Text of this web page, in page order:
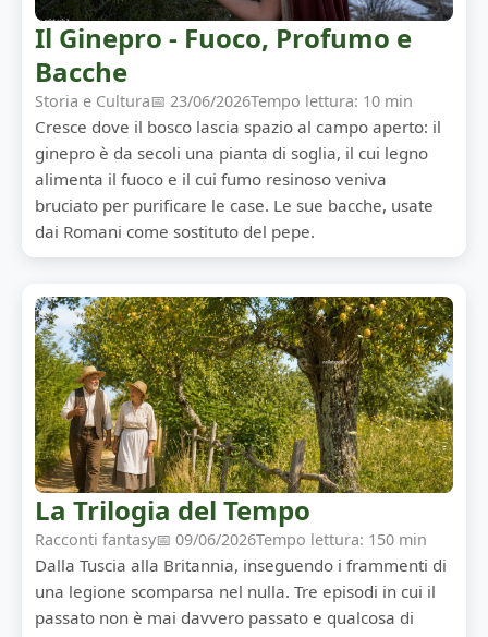
Il Ginepro - Fuoco, Profumo e
Bacche
Storia e Cultura📅 23/06/2026Tempo lettura: 10 min
Cresce dove il bosco lascia spazio al campo aperto: il
ginepro è da secoli una pianta di soglia, il cui legno
alimenta il fuoco e il cui fumo resinoso veniva
bruciato per purificare le case. Le sue bacche, usate
dai Romani come sostituto del pepe.
La Trilogia del Tempo
Racconti fantasy📅 09/06/2026Tempo lettura: 150 min
Dalla Tuscia alla Britannia, inseguendo i frammenti di
una legione scomparsa nel nulla. Tre episodi in cui il
passato non è mai davvero passato e qualcosa di